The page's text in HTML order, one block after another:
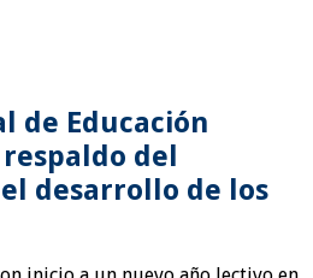
de Educación
del
desarrollo de los